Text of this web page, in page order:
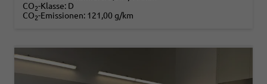
CO2-Klasse: D
CO2-Emissionen: 121,00 g/km